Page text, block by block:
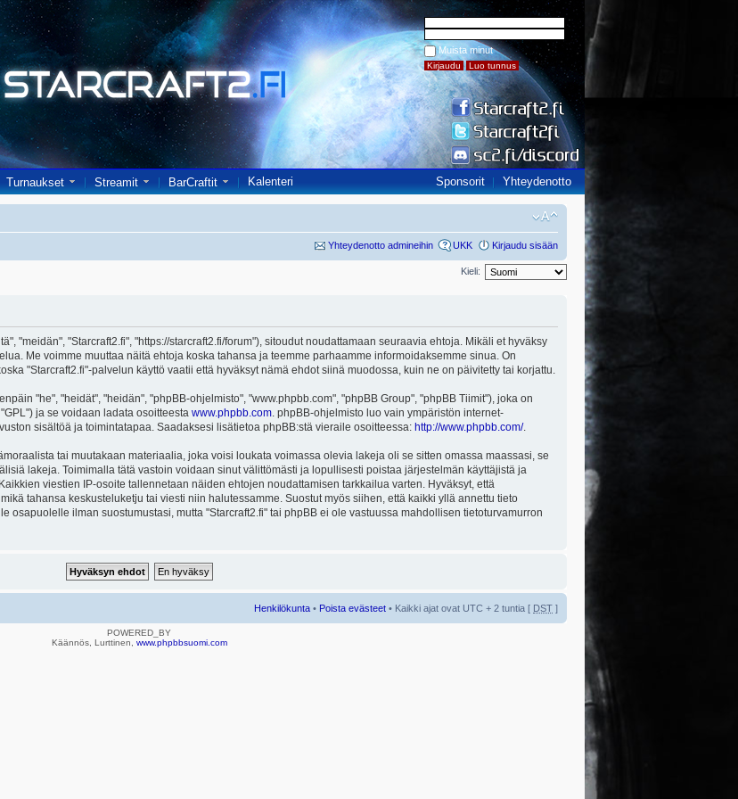
Muista minut
Turnaukset Streamit BarCraftit Kalenteri Sponsorit Yhteydenotto
Yhteydenotto admineihin UKK Kirjaudu sisään
Kieli:
"meidän", "Starcraft2.fi", "https://starcraft2.fi/forum"), sitoudut noudattamaan seuraavia ehtoja. Mikäli et hyväksy
Me voimme muuttaa näitä ehtoja koska tahansa ja teemme parhaamme informoidaksemme sinua. On
"Starcraft2.fi"-palvelun käyttö vaatii että hyväksyt nämä ehdot siinä muodossa, kuin ne on päivitetty tai korjattu.
"he", "heidät", "heidän", "phpBB-ohjelmisto", "www.phpbb.com", "phpBB Group", "phpBB Tiimit"), joka on
ja se voidaan ladata osoitteesta www.phpbb.com . phpBB-ohjelmisto luo vain ympäristön internet-
sisältöä ja toimintatapaa. Saadaksesi lisätietoa phpBB:stä vieraile osoitteessa: http://www.phpbb.com/.
tai muutakaan materiaalia, joka voisi loukata voimassa olevia lakeja oli se sitten omassa maassasi, se
lakeja. Toimimalla tätä vastoin voidaan sinut välittömästi ja lopullisesti poistaa järjestelmän käyttäjistä ja
viestien IP-osoite tallennetaan näiden ehtojen noudattamisen tarkkailua varten. Hyväksyt, että
tahansa keskusteluketju tai viesti niin halutessamme. Suostut myös siihen, että kaikki yllä annettu tieto
osapuolelle ilman suostumustasi, mutta "Starcraft2.fi" tai phpBB ei ole vastuussa mahdollisen tietoturvamurron
Henkilökunta • Poista evästeet • Kaikki ajat ovat UTC + 2 tuntia [ DST ]
POWERED_BY
Käännös, Lurttinen, www.phpbbsuomi.com